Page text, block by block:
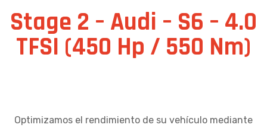
Stage 2 – Audi – S6 – 4.0
TFSI (450 Hp / 550 Nm)
Optimizamos el rendimiento de su vehículo mediante